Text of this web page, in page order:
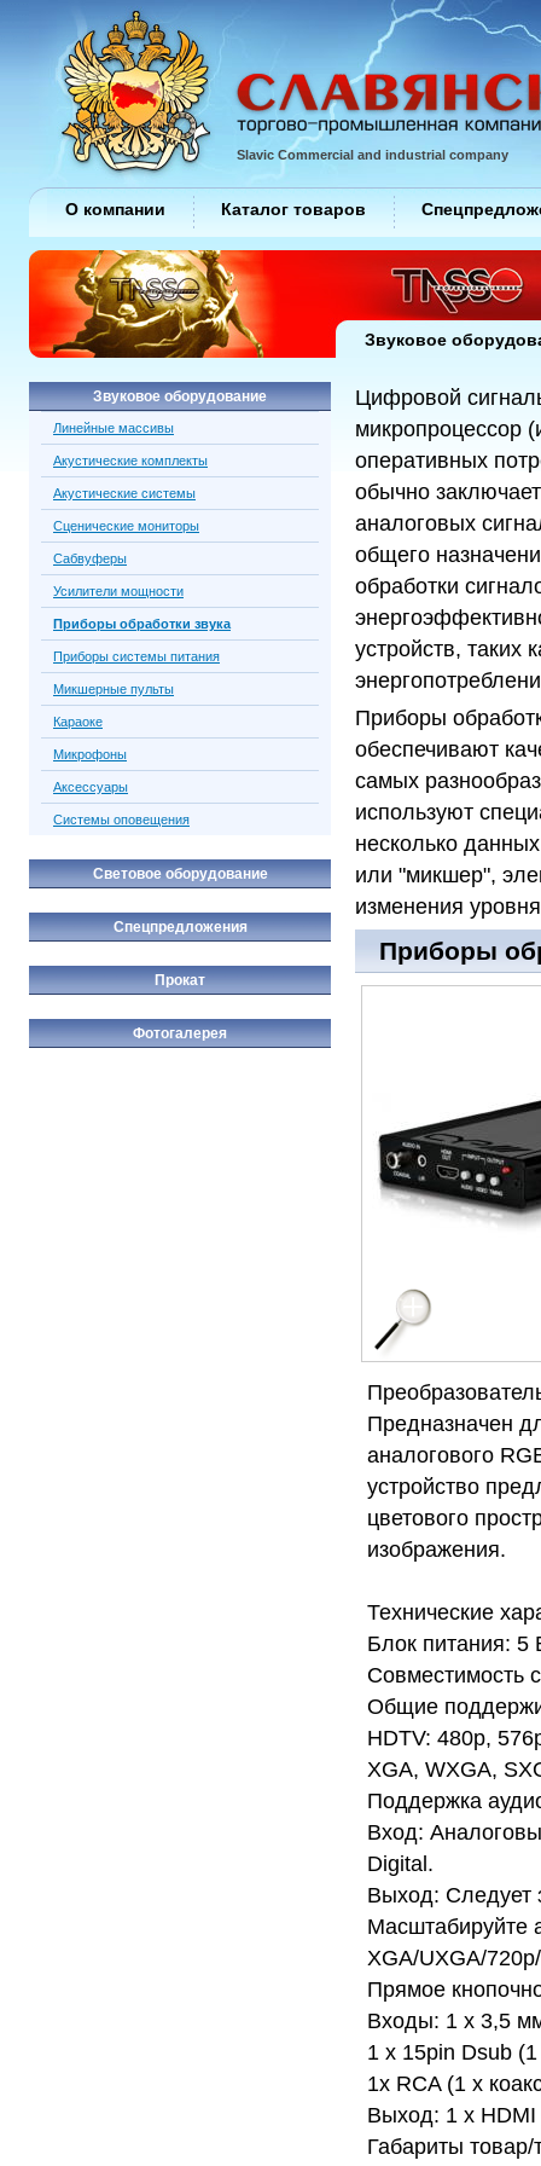
Цифровой
микропроцессор
оперативных
обычно
аналоговых
общего
обработки
устройств, таких
Приборы
обеспечивают
самых
используют
несколько
или "микшер",
изменения
Приборы
Предназначен
аналогового
устройство
цветового
изображения.
Технические
Блок питания: 5
Совместимость
Общие
HDTV: 480p,
XGA, WXGA,
Поддержка
Вход:
Digital.
Выход: Следует
Масштабируйте
XGA/UXGA/
Прямое
Входы: 1 x 3,5
1 x 15pin Dsub
1x RCA (1 x
Выход: 1 x
Габариты
Звуковое оборудование
Линейные массивы
Акустические комплекты
Акустические системы
Сценические мониторы
Сабвуферы
Усилители мощности
Приборы обработки звука
Приборы системы питания
Микшерные пульты
Караоке
Микрофоны
Аксессуары
Системы оповещения
Световое оборудование
Спецпредложения
Прокат
Фотогалерея
Slavic Commercial and industrial company
О компании Каталог товаров
Звуковое